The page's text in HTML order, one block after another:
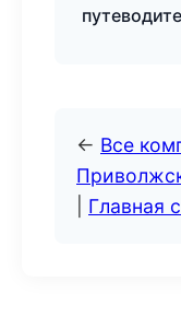
← Все
Главная